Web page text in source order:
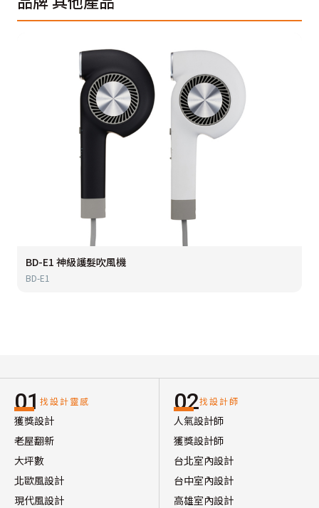
BD-E1 神級護髮吹風機
BD-E1
01 找設計靈感
獲獎設計
老屋翻新
大坪數
北歐風設計
現代風設計
02找設計師
人氣設計師
獲獎設計師
台北室內設計
台中室內設計
高雄室內設計